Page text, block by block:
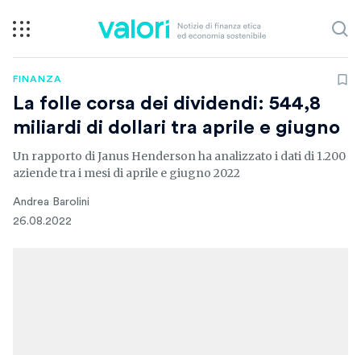
FINANZA
La folle corsa dei dividendi: 544,8
miliardi di dollari tra aprile e giugno
Un rapporto di Janus Henderson ha analizzato i dati di 1.200
aziende tra i mesi di aprile e giugno 2022
Andrea Barolini
26.08.2022